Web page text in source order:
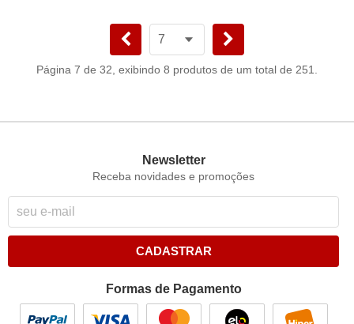
Página 7 de 32, exibindo 8 produtos de um total de 251.
Newsletter
Receba novidades e promoções
CADASTRAR
Formas de Pagamento